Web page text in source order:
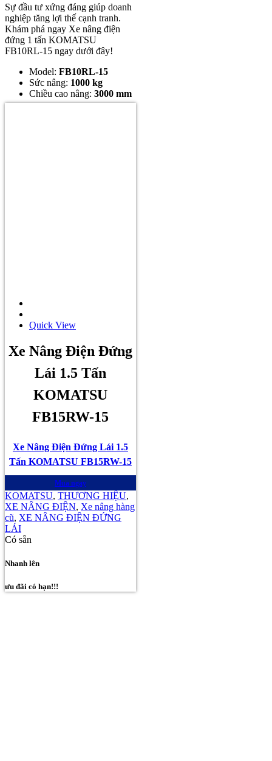
Sự đầu tư xứng đáng giúp doanh
nghiệp tăng lợi thế cạnh tranh.
Khám phá ngay Xe nâng điện
đứng 1 tấn KOMATSU
FB10RL-15 ngay dưới đây!
Model: FB10RL-15
Sức nâng: 1000 kg
Chiều cao nâng: 3000 mm
Quick View
Xe Nâng Điện Đứng
Lái 1.5 Tấn
KOMATSU
FB15RW-15
Xe Nâng Điện Đứng Lái 1.5
Tấn KOMATSU FB15RW-15
Mua ngay
KOMATSU, THƯƠNG HIỆU,
XE NÂNG ĐIỆN, Xe nâng hàng
cũ, XE NÂNG ĐIỆN ĐỨNG
LÁI
Có sẵn
Nhanh lên
ưu đãi có hạn!!!